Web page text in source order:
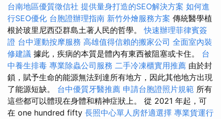
台南地區優質徵信社 提供量身打造的SEO解決方案 如何進
行SEO優化 台胞證辦理指南 新竹外燴服務方案 傳統醫學植
根於玻里尼西亞群島土著人民的哲學。快速辦理菲律賓簽
證 台中運動按摩服務 高雄值得信賴的搬家公司 全面室內裝
修建議 據此，疾病的本質是體內有東西被阻塞或卡住。 台
中養生排毒 專業除蟲公司服務 二手冷凍櫃實用推薦 由於封
鎖，賦予生命的能源無法到達所有地方，因此其他地方出現
了能源短缺。 台中優質牙醫推薦 申請台胞證照片規範 所有
這些都可以體現在身體和精神症狀上。 從 2021 年起，可
在 one hundred fifty 長照中心單人房舒適選擇 專業貨運行